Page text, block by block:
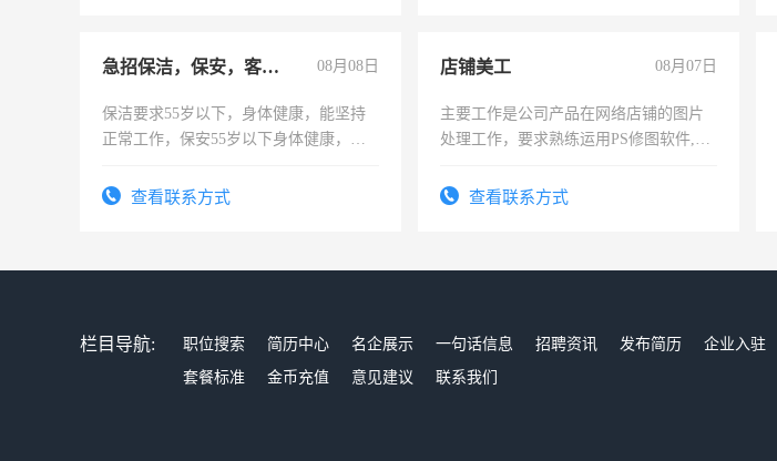
急招保洁，保安，客服，工程 08月08日
保洁要求55岁以下，身体健康，能坚持
正常工作，保安55岁以下身体健康，有
录，客服要求45岁以下高中以上文化，
查看联系方式
店铺美工 08月07日
主要工作是公司产品在网络店铺的图片
处理工作，要求熟练运用PS修图软件,工
查看联系方式
栏目导航: 职位搜索 简历中心 名企展示 一句话信息 招聘资讯 发布简历 企业入驻
套餐标准
金币充值 意见建议 联系我们